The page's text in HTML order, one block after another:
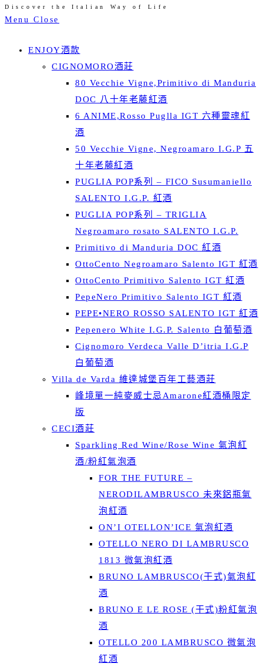
content
Discover the Italian Way of Life
Menu Close
ENJOY酒款
CIGNOMORO酒莊
80 Vecchie Vigne,Primitivo di Manduria
DOC 八十年老藤紅酒
6 ANIME,Rosso Puglla IGT 六種靈魂紅
酒
50 Vecchie Vigne, Negroamaro I.G.P 五
十年老藤紅酒
PUGLIA POP系列 – FICO Susumaniello
SALENTO I.G.P. 紅酒
PUGLIA POP系列 – TRIGLIA
Negroamaro rosato SALENTO I.G.P.
Primitivo di Manduria DOC 紅酒
OttoCento Negroamaro Salento IGT 紅酒
OttoCento Primitivo Salento IGT 紅酒
PepeNero Primitivo Salento IGT 紅酒
PEPE•NERO ROSSO SALENTO IGT 紅酒
Pepenero White I.G.P. Salento 白葡萄酒
Cignomoro Verdeca Valle D’itria I.G.P
白葡萄酒
Villa de Varda 維達城堡百年工藝酒莊
峰境單一純麥威士忌Amarone紅酒桶限定
版
CECI酒莊
Sparkling Red Wine/Rose Wine 氣泡紅
酒/粉紅氣泡酒
FOR THE FUTURE –
NERODILAMBRUSCO 未來鋁瓶氣
泡紅酒
ON’I OTELLON’ICE 氣泡紅酒
OTELLO NERO DI LAMBRUSCO
1813 微氣泡紅酒
BRUNO LAMBRUSCO(干式)氣泡紅
酒
BRUNO E LE ROSE (干式)粉紅氣泡
酒
OTELLO 200 LAMBRUSCO 微氣泡
紅酒